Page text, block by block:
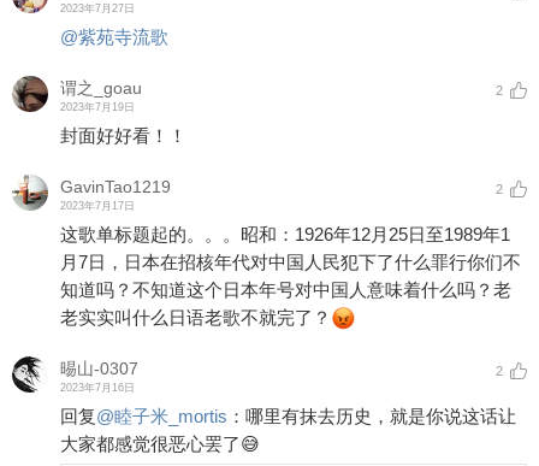
2023年7月27日
@紫苑寺流歌
谓之_goau
2023年7月19日
2
封面好好看！！
GavinTao1219
2023年7月17日
2
这歌单标题起的。。。昭和：1926年12月25日至1989年1
月7日，日本在招核年代对中国人民犯下了什么罪行你们不
知道吗？不知道这个日本年号对中国人意味着什么吗？老
老实实叫什么日语老歌不就完了？
晹山-0307
2023年7月16日
2
回复@睦子米_mortis ： 哪里有抹去历史，就是你说这话让
大家都感觉很恶心罢了😅